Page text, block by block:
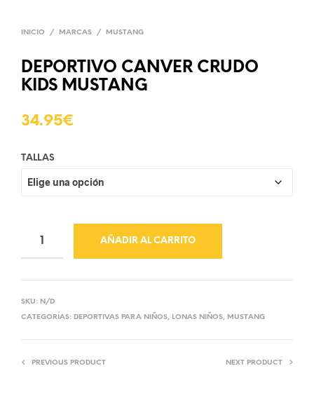
INICIO / MARCAS / MUSTANG
DEPORTIVO CANVER CRUDO
KIDS MUSTANG
34.95€
TALLAS
AÑADIR AL CARRITO
SKU: N/D
CATEGORÍAS: DEPORTIVAS PARA NIÑOS, LONAS NIÑOS, MUSTANG
PREVIOUS PRODUCT NEXT PRODUCT